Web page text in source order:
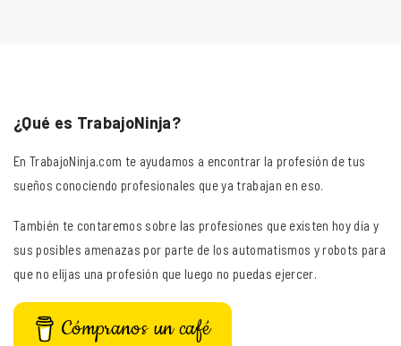
¿Qué es TrabajoNinja?
En TrabajoNinja.com te ayudamos a encontrar la profesión de tus
sueños conociendo profesionales que ya trabajan en eso.
También te contaremos sobre las profesiones que existen hoy día y
sus posibles amenazas por parte de los automatismos y robots para
que no elijas una profesión que luego no puedas ejercer.
Cómpranos un café